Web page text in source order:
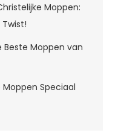
Moppen:
Beste Moppen van
Speciaal